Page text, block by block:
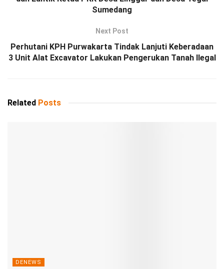
Sumedang
Next Post
Perhutani KPH Purwakarta Tindak Lanjuti Keberadaan
3 Unit Alat Excavator Lakukan Pengerukan Tanah Ilegal
Related Posts
DENEWS